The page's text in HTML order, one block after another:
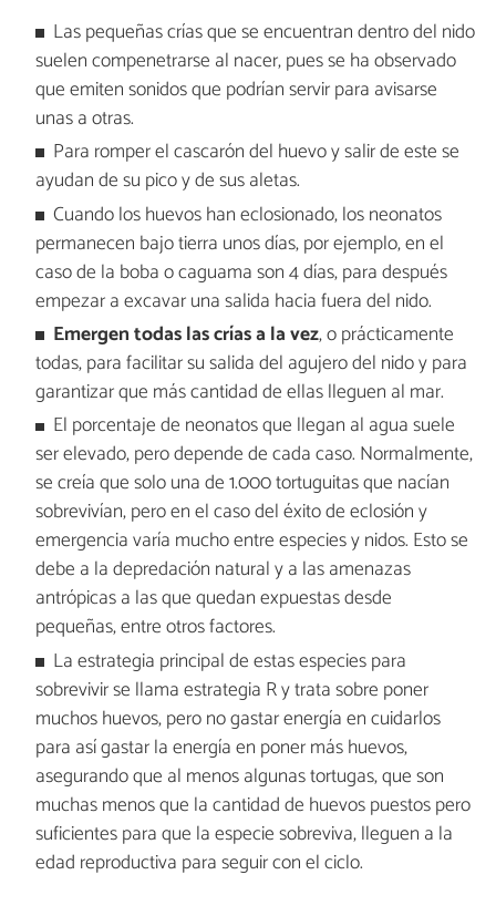
Las pequeñas crías que se encuentran dentro del nido
suelen compenetrarse al nacer, pues se ha observado
que emiten sonidos que podrían servir para avisarse
unas a otras.
Para romper el cascarón del huevo y salir de este se
ayudan de su pico y de sus aletas.
Cuando los huevos han eclosionado, los neonatos
permanecen bajo tierra unos días, por ejemplo, en el
caso de la boba o caguama son 4 días, para después
empezar a excavar una salida hacia fuera del nido.
Emergen todas las crías a la vez, o prácticamente
todas, para facilitar su salida del agujero del nido y para
garantizar que más cantidad de ellas lleguen al mar.
El porcentaje de neonatos que llegan al agua suele
ser elevado, pero depende de cada caso. Normalmente,
se creía que solo una de 1.000 tortuguitas que nacían
sobrevivían, pero en el caso del éxito de eclosión y
emergencia varía mucho entre especies y nidos. Esto se
debe a la depredación natural y a las amenazas
antrópicas a las que quedan expuestas desde
pequeñas, entre otros factores.
La estrategia principal de estas especies para
sobrevivir se llama estrategia R y trata sobre poner
muchos huevos, pero no gastar energía en cuidarlos
para así gastar la energía en poner más huevos,
asegurando que al menos algunas tortugas, que son
muchas menos que la cantidad de huevos puestos pero
suficientes para que la especie sobreviva, lleguen a la
edad reproductiva para seguir con el ciclo.